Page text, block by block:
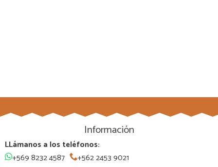
Información
LLámanos a los teléfonos:
+569 8232 4587
+562 2453 9021